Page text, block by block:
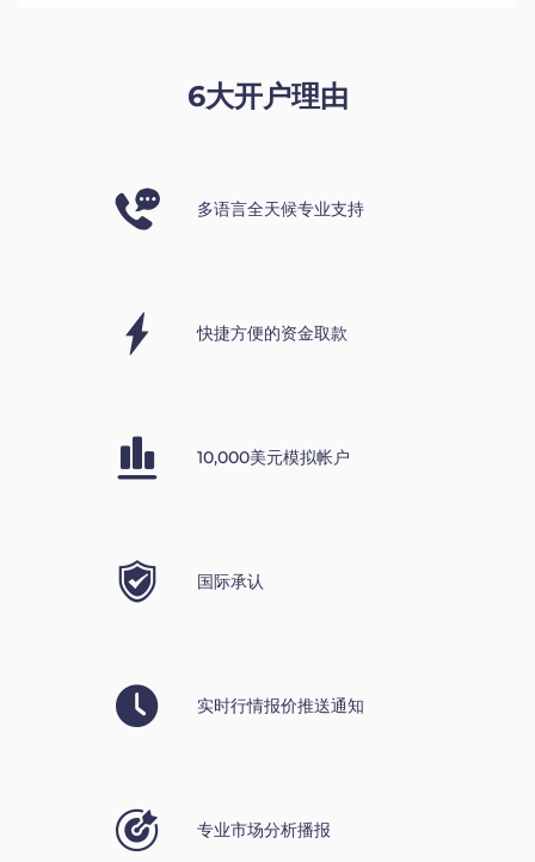
6大开户理由
多语言全天候专业支持
快捷方便的资金取款
10,000美元模拟帐户
国际承认
实时行情报价推送通知
专业市场分析播报